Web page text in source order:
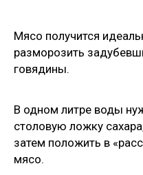
Мясо получится
разморозить
говядины.
В одном литре воды
столовую ложку
затем положить в
мясо.